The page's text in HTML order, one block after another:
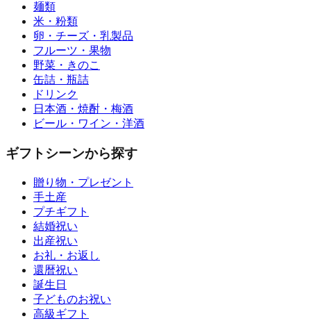
麺類
米・粉類
卵・チーズ・乳製品
フルーツ・果物
野菜・きのこ
缶詰・瓶詰
ドリンク
日本酒・焼酎・梅酒
ビール・ワイン・洋酒
ギフトシーンから探す
贈り物・プレゼント
手土産
プチギフト
結婚祝い
出産祝い
お礼・お返し
還暦祝い
誕生日
子どものお祝い
高級ギフト